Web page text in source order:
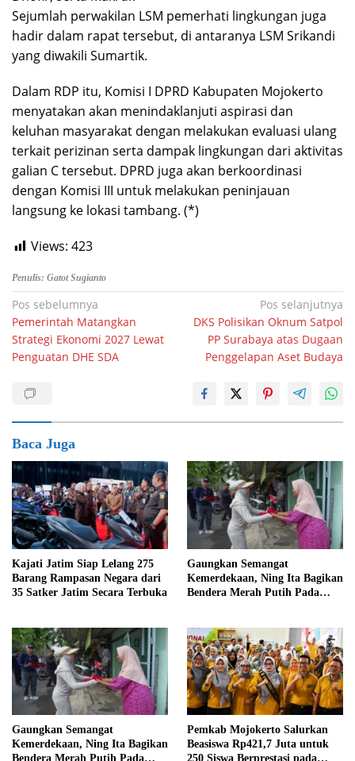
Sejumlah perwakilan LSM pemerhati lingkungan juga
hadir dalam rapat tersebut, di antaranya LSM Srikandi
yang diwakili Sumartik.
Dalam RDP itu, Komisi I DPRD Kabupaten Mojokerto
menyatakan akan menindaklanjuti aspirasi dan
keluhan masyarakat dengan melakukan evaluasi ulang
terkait perizinan serta dampak lingkungan dari aktivitas
galian C tersebut. DPRD juga akan berkoordinasi
dengan Komisi III untuk melakukan peninjauan
langsung ke lokasi tambang. (*)
Views: 423
Penulis: Gatot Sugianto
Navigasi
pos
Pos sebelumnya
Pemerintah Matangkan
Strategi Ekonomi 2027 Lewat
Penguatan DHE SDA
Pos selanjutnya
DKS Polisikan Oknum Satpol
PP Surabaya atas Dugaan
Penggelapan Aset Budaya
Baca Juga
Kajati Jatim Siap Lelang 275
Barang Rampasan Negara dari
35 Satker Jatim Secara Terbuka
Gaungkan Semangat
Kemerdekaan, Ning Ita Bagikan
Bendera Merah Putih Pada
Gaungkan Semangat
Kemerdekaan, Ning Ita Bagikan
Bendera Merah Putih Pada
Pemkab Mojokerto Salurkan
Beasiswa Rp421,7 Juta untuk
250 Siswa Berprestasi pada